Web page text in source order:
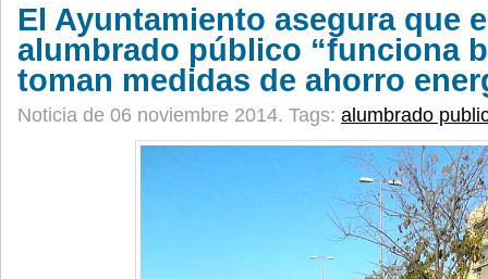
El Ayuntamiento asegura que
alumbrado público “funciona
toman medidas de ahorro
Noticia de 06 noviembre 2014. Tags: alumbrado